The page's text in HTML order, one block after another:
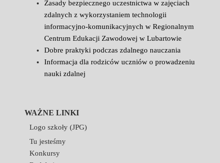
Zasady bezpiecznego uczestnictwa w zajęciach
zdalnych z wykorzystaniem technologii
informacyjno-komunikacyjnych w Regionalnym
Centrum Edukacji Zawodowej w Lubartowie
Dobre praktyki podczas zdalnego nauczania
Informacja dla rodziców uczniów o prowadzeniu
nauki zdalnej
WAŻNE LINKI
Logo szkoły (JPG)
Tu jesteśmy
Konkursy